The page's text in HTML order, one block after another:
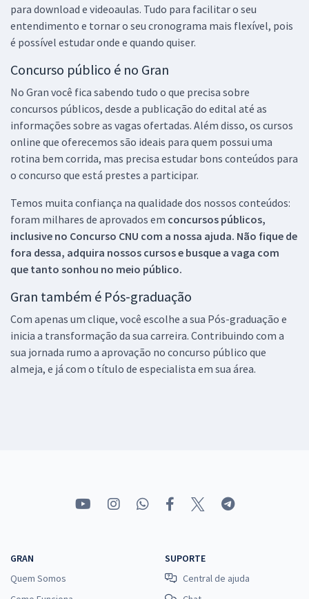
para download e videoaulas. Tudo para facilitar o seu
entendimento e tornar o seu cronograma mais flexível, pois
é possível estudar onde e quando quiser.
Concurso público é no Gran
No Gran você fica sabendo tudo o que precisa sobre
concursos públicos, desde a publicação do edital até as
informações sobre as vagas ofertadas. Além disso, os cursos
online que oferecemos são ideais para quem possui uma
rotina bem corrida, mas precisa estudar bons conteúdos para
o concurso que está prestes a participar.
Temos muita confiança na qualidade dos nossos conteúdos:
foram milhares de aprovados em concursos públicos,
inclusive no Concurso CNU com a nossa ajuda. Não fique de
fora dessa, adquira nossos cursos e busque a vaga com
que tanto sonhou no meio público.
Gran também é Pós-graduação
Com apenas um clique, você escolhe a sua Pós-graduação e
inicia a transformação da sua carreira. Contribuindo com a
sua jornada rumo a aprovação no concurso público que
almeja, e já com o título de especialista em sua área.
GRAN
Quem Somos
SUPORTE
Central de ajuda